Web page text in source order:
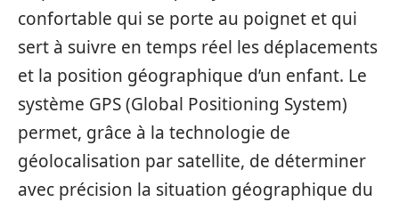
confortable qui se porte au poignet et qui
sert à suivre en temps réel les déplacements
et la position géographique d’un enfant. Le
système GPS (Global Positioning System)
permet, grâce à la technologie de
géolocalisation par satellite, de déterminer
avec précision la situation géographique du